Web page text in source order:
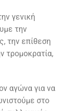
γενική
την
την επίθεση
τρομοκρατία,
αγώνα για να
στο